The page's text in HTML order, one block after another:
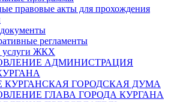
правовые акты для прохождения
регламенты
услуги ЖКХ
АДМИНИСТРАЦИЯ
КУРГАНСКАЯ ГОРОДСКАЯ ДУМА
ГЛАВА ГОРОДА КУРГАНА